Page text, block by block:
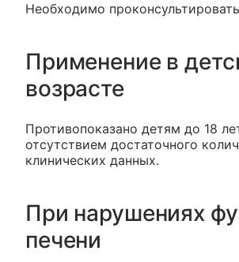
Необходимо
Применение в
возрасте
Противопоказано детям до 18
отсутствием достаточного
клинических данных.
При нарушениях
печени